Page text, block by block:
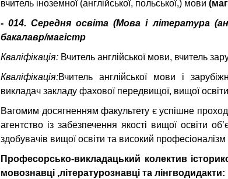
вчитель іноземної (англійської, польської,) мови
- 014. Середня освіта (Мова і література
бакалавр/магістр
Кваліфікація: Вчитель англійської мови, вчитель
Кваліфікація:Вчитель англійської мови і
викладач закладу фахової передвищої, вищої
Вагомим досягненням факультету є успішне
агентство із забезпечення якості вищої освіти
здобувачів вищої освіти та високий професіоналізм
Професорсько-викладацький колектив
мовознавці ,літературознавці та лінгводидакти: